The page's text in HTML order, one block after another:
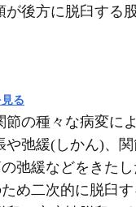
が後方に脱臼する
る
節の種々な病変に
や弛緩(しかん)、
弛緩などをきた
め二次的に脱臼す